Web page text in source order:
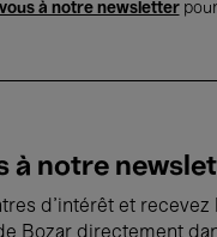
à notre newsletterpour
à notre
d'intérêt et recevez
Bozar directement